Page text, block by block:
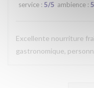
service : 5/5 ambience : 5
Excellente nourriture
gastronomique,